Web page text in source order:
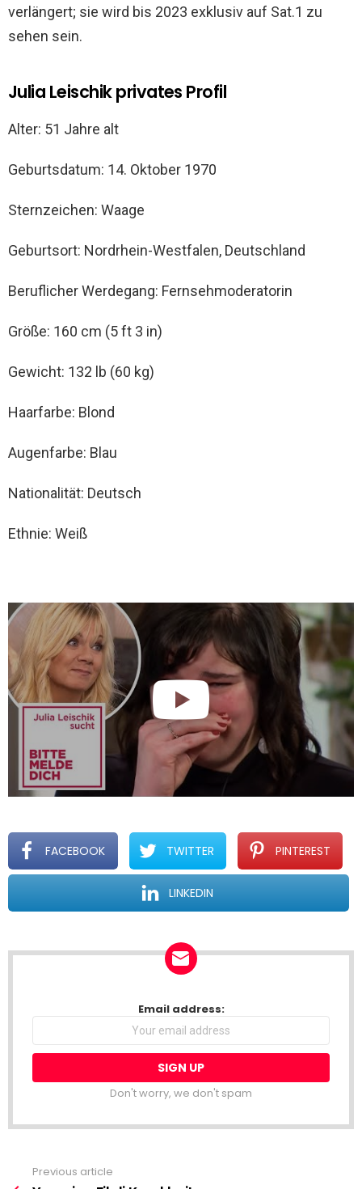
verlängert; sie wird bis 2023 exklusiv auf Sat.1 zu
sehen sein.
Julia Leischik privates Profil
Alter: 51 Jahre alt
Geburtsdatum: 14. Oktober 1970
Sternzeichen: Waage
Geburtsort: Nordrhein-Westfalen, Deutschland
Beruflicher Werdegang: Fernsehmoderatorin
Größe: 160 cm (5 ft 3 in)
Gewicht: 132 lb (60 kg)
Haarfarbe: Blond
Augenfarbe: Blau
Nationalität: Deutsch
Ethnie: Weiß
FACEBOOK TWITTER PINTEREST
LINKEDIN
NEWSLETTER Email address:
Don't worry, we don't spam
Previous article